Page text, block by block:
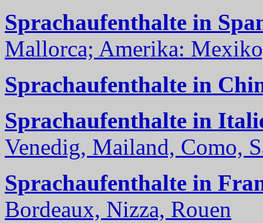
Sprachaufenthalte in
Mallorca; Amerika:
Sprachaufenthalte in
Sprachaufenthalte in
Venedig, Mailand, Como,
Sprachaufenthalte in
Bordeaux, Nizza, Rouen